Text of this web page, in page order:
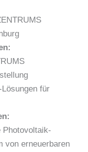
für
Photovoltaik-
von erneuerbaren